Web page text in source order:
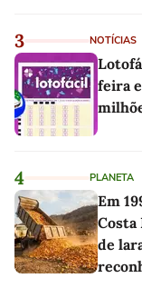
3 NOTÍCIAS
feira
4 PLANETA
Em
Costa
de